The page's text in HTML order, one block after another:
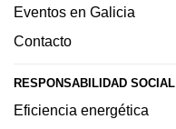
Eventos en Galicia
Contacto
RESPONSABILIDAD SOCIAL
Eficiencia energética